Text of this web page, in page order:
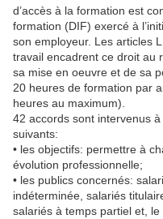
d’accès à la formation est
formation (DIF) exercé à
son employeur. Les articles
travail encadrent ce droit au
sa mise en oeuvre et de sa
20 heures de formation par
heures au maximum).
42 accords sont intervenus
suivants:
• les objectifs: permettre à
évolution professionnelle;
• les publics concernés:
indéterminée, salariés
salariés à temps partiel et,